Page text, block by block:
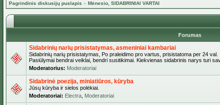
Pagrindinis diskusijų puslapis » Mėnesio, SIDABRINIAI VARTAI
Forumas
Sidabrinių narių prisistatymas, asmeniniai kambariai
Sidabrinių narių prisistatymas, Po praleidimo pro vartus, prisistatoma per 24 val.
Pasiūlymai bendrai veiklai, bendri susitikimai. Kiekvienas sidabrinis narys turi
Moderatorius: Moderatoriai
Sidabrinė poezija, miniatiūros, kūryba
Jūsų kūryba ir sielos polėkiai.
Moderatoriai: Electra Moderatoriai